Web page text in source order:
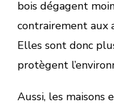
bois dégagent
contrairement aux
Elles sont donc
protègent
Aussi, les maisons